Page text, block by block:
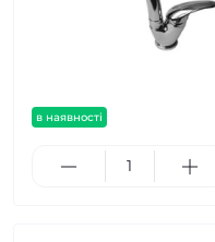
в наявності